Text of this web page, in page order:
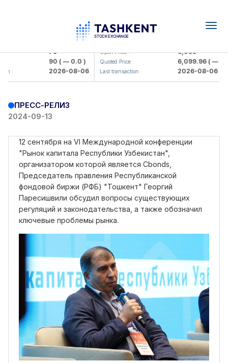
79
90( — 0.0 )
2026-08-06
UZMK (<O'zmetkombinat> AJ)
Open Price : 6,099
Quoted Price : 6,099.96( — 0.0
Last transaction : 2026-08-06
ПРЕСС-РЕЛИЗ
2024-09-13
12 сентября на VI Международной конференции
"Рынок капитала Республики Узбекистан",
организатором которой является Cbonds,
Председатель правления Республиканской
фондовой биржи (РФБ) "Тошкент" Георгий
Паресишвили обсудил вопросы существующих
регуляций и законодательства, а также обозначил
ключевые проблемы рынка.